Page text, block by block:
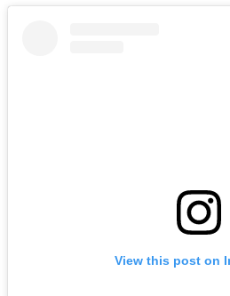
View this post on